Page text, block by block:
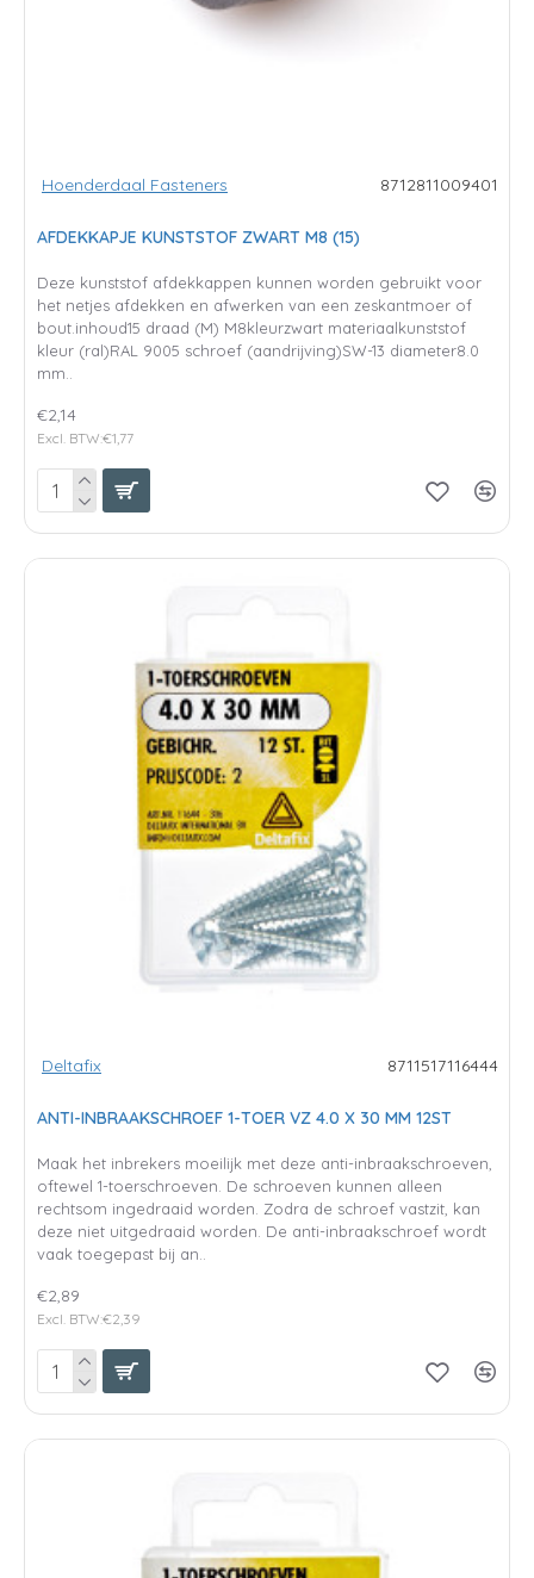
Hoenderdaal Fasteners 8712811009401
AFDEKKAPJE KUNSTSTOF ZWART M8 (15)
Deze kunststof afdekkappen kunnen worden gebruikt voor
het netjes afdekken en afwerken van een zeskantmoer of
bout.inhoud15 draad (M) M8kleurzwart materiaalkunststof
kleur (ral)RAL 9005 schroef (aandrijving)SW-13 diameter8.0
mm..
€2,14
Excl. BTW:€1,77
Deltafix 8711517116444
ANTI-INBRAAKSCHROEF 1-TOER VZ 4.0 X 30 MM 12ST
Maak het inbrekers moeilijk met deze anti-inbraakschroeven,
oftewel 1-toerschroeven. De schroeven kunnen alleen
rechtsom ingedraaid worden. Zodra de schroef vastzit, kan
deze niet uitgedraaid worden. De anti-inbraakschroef wordt
vaak toegepast bij an..
€2,89
Excl. BTW:€2,39